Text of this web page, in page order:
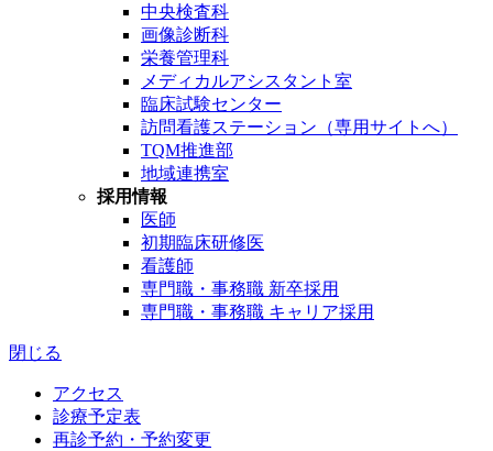
中央検査科
画像診断科
栄養管理科
メディカルアシスタント室
臨床試験センター
訪問看護ステーション（専用サイトへ）
TQM推進部
地域連携室
採用情報
医師
初期臨床研修医
看護師
専門職・事務職 新卒採用
専門職・事務職 キャリア採用
閉じる
アクセス
診療予定表
再診予約・予約変更